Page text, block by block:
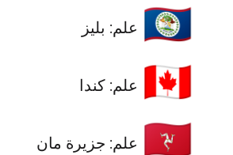
🇧🇿 علم: بليز
🇨🇦 علم: كندا
🇮🇲 علم: جزيرة مان